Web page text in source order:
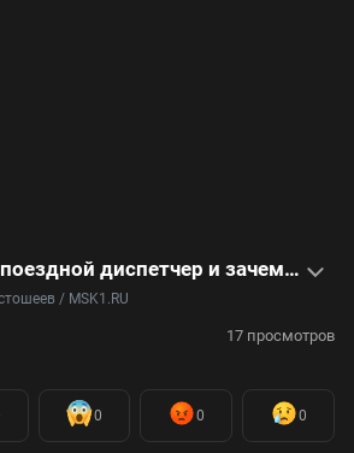
Чем занимается поездной диспетчер и зачем контролирует работу всей линии метро: видео
/ MSK1.RU
17 просмотров
0 0 0